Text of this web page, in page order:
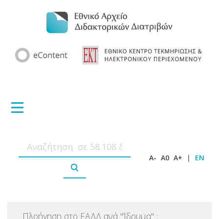
A- A0 A+ | EN
Πλοήγηση στο ΕΑΔΔ ανά "Ίδρυμα" :